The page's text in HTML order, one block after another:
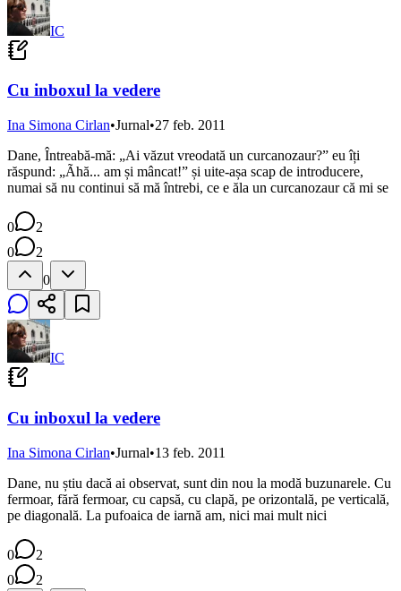
IC
Cu inboxul la vedere
Ina Simona Cirlan•Jurnal•27 feb. 2011
Dane, Întreabă-mă: „Ai văzut vreodată un curcanozaur?” eu îți
răspund: „Ãhă... am și mâncat!” și uite-așa scap de introducere,
numai să nu continui să mă întrebi, ce e ăla un curcanozaur că mi se
0
2
0
2
0
IC
Cu inboxul la vedere
Ina Simona Cirlan•Jurnal•13 feb. 2011
Dane, nu știu dacă ai observat, sunt din nou la modă buzunarele. Cu
fermoar, fără fermoar, cu capsă, cu clapă, pe orizontală, pe verticală,
pe diagonală. La pufoaica de iarnă am, nici mai mult nici
0
2
0
2